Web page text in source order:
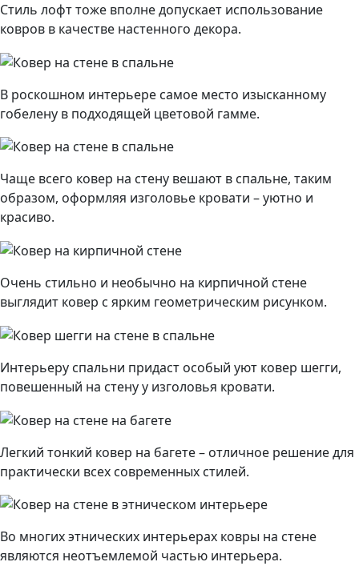
Стиль лофт тоже вполне допускает использование
ковров в качестве настенного декора.
В роскошном интерьере самое место изысканному
гобелену в подходящей цветовой гамме.
Чаще всего ковер на стену вешают в спальне, таким
образом, оформляя изголовье кровати – уютно и
красиво.
Очень стильно и необычно на кирпичной стене
выглядит ковер с ярким геометрическим рисунком.
Интерьеру спальни придаст особый уют ковер шегги,
повешенный на стену у изголовья кровати.
Легкий тонкий ковер на багете – отличное решение для
практически всех современных стилей.
Во многих этнических интерьерах ковры на стене
являются неотъемлемой частью интерьера.